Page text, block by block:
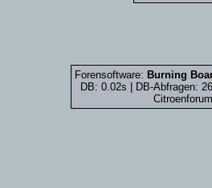
Forensoftware: Burning
DB: 0.02s | DB-Abfragen: